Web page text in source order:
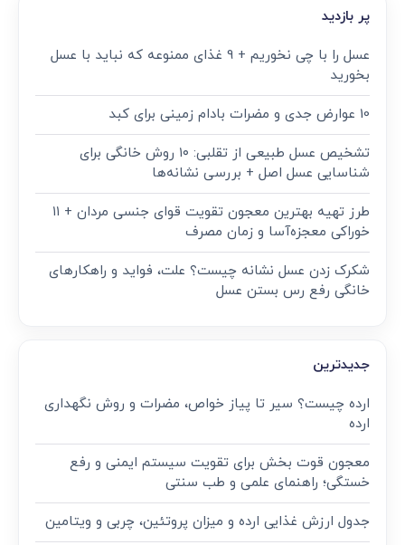
پر بازدید
عسل را با چی نخوریم + 9 غذای ممنوعه که نباید با عسل
بخورید
10 عوارض جدی و مضرات بادام زمینی برای کبد
تشخیص عسل طبیعی از تقلبی: ۱۰ روش خانگی برای
شناسایی عسل اصل + بررسی نشانه‌ها
طرز تهیه بهترین معجون تقویت قوای جنسی مردان + ۱۱
خوراکی معجزه‌آسا و زمان مصرف
شکرک زدن عسل نشانه چیست؟ علت، فواید و راهکارهای
خانگی رفع رس بستن عسل
جدیدترین
ارده چیست؟ سیر تا پیاز خواص، مضرات و روش نگهداری
ارده
معجون قوت‌ بخش برای تقویت سیستم ایمنی و رفع
خستگی؛ راهنمای علمی و طب سنتی
جدول ارزش غذایی ارده و میزان پروتئین، چربی و ویتامین